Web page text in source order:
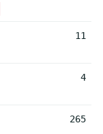
11
4
265